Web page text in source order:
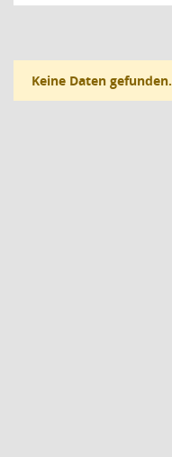
Keine Daten gefunden.